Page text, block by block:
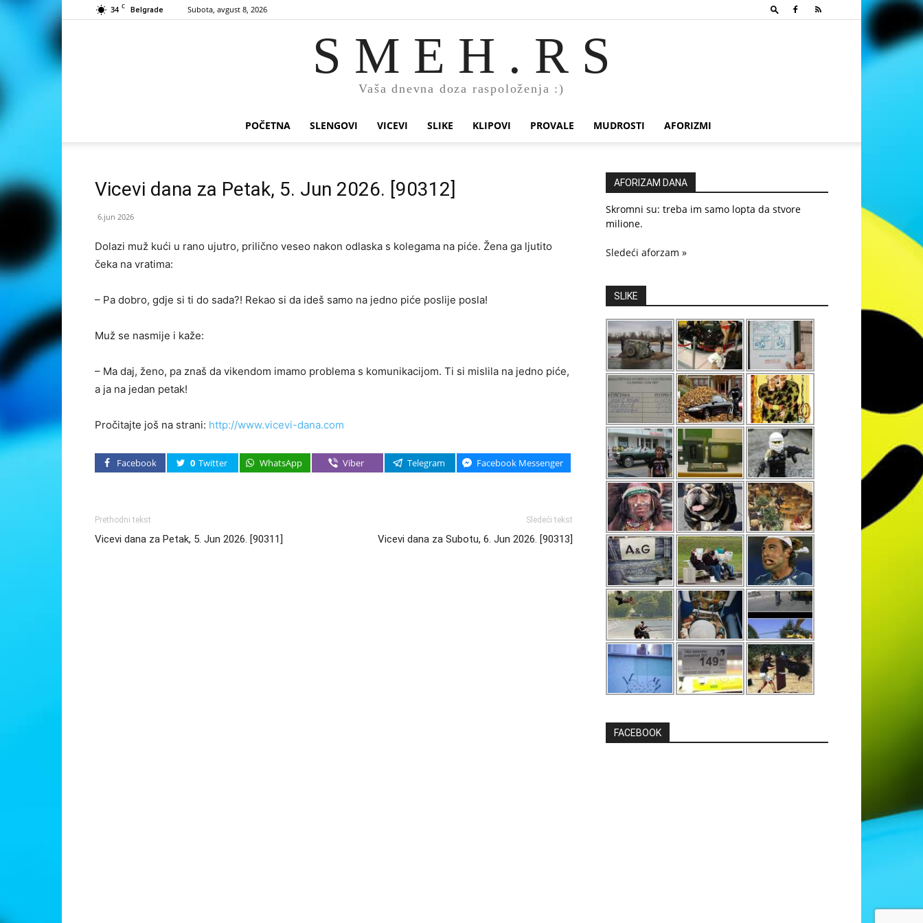
34 C Belgrade Subota, avgust 8, 2026
S M E H . R S
Vaša dnevna doza raspoloženja :)
POČETNA SLENGOVI VICEVI SLIKE KLIPOVI PROVALE MUDROSTI AFORIZMI
Vicevi dana za Petak, 5. Jun 2026. [90312]
6.jun 2026
Dolazi muž kući u rano ujutro, prilično veseo nakon odlaska s kolegama na piće. Žena ga ljutito
čeka na vratima:
– Pa dobro, gdje si ti do sada?! Rekao si da ideš samo na jedno piće poslije posla!
Muž se nasmije i kaže:
– Ma daj, ženo, pa znaš da vikendom imamo problema s komunikacijom. Ti si mislila na jedno piće,
a ja na jedan petak!
Pročitajte još na strani: http://www.vicevi-dana.com
Facebook 0 Twitter WhatsApp Viber Telegram Facebook Messenger
Prethodni tekst
Vicevi dana za Petak, 5. Jun 2026. [90311]
Sledeći tekst
Vicevi dana za Subotu, 6. Jun 2026. [90313]
AFORIZAM DANA
Skromni su: treba im samo lopta da stvore
milione.
Sledeći aforzam »
SLIKE
FACEBOOK